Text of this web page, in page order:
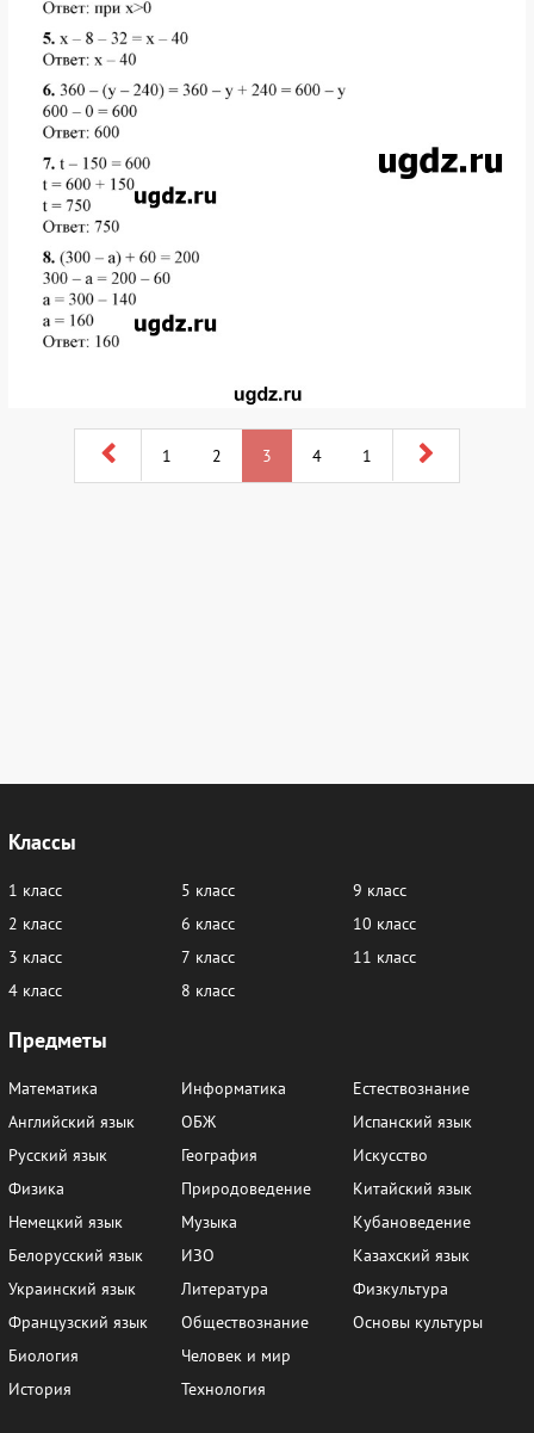
1 2 3 4 1
Классы
1 класс
2 класс
3 класс
4 класс
5 класс
6 класс
7 класс
8 класс
9 класс
10 класс
11 класс
Предметы
Математика
Английский язык
Русский язык
Физика
Немецкий язык
Белорусский язык
Украинский язык
Французский язык
Биология
История
Информатика
ОБЖ
География
Природоведение
Музыка
ИЗО
Литература
Обществознание
Человек и мир
Технология
Естествознание
Испанский язык
Искусство
Китайский язык
Кубановедение
Казахский язык
Физкультура
Основы культуры